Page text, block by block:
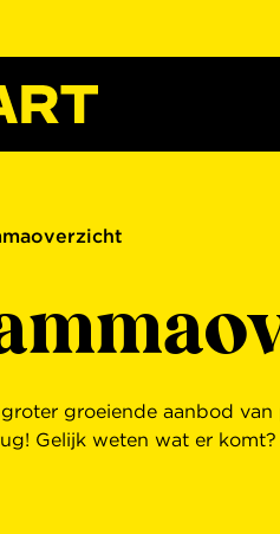
groeiende aanbod
Gelijk weten wat er